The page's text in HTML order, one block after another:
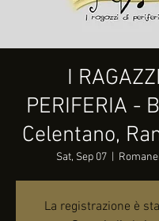
I
PERIFERIA -
Celentano,
Sat, Sep 07
  |
La registrazione è